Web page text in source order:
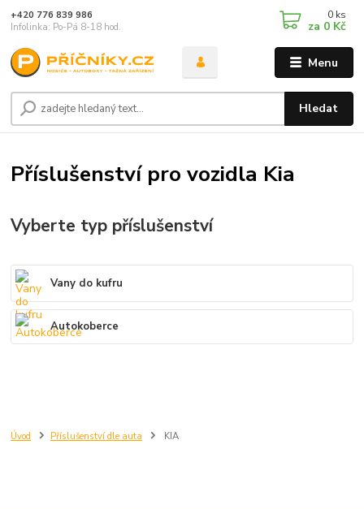
Menu
Hledat
+420 776 839 986
Infolinka: Po-Pá 8-18 hod.
0 ks
za 0 Kč
Úvod Příslušenství dle auta KIA
Příslušenství pro vozidla Kia
Vyberte typ příslušenství
Vany do kufru
Autokoberce